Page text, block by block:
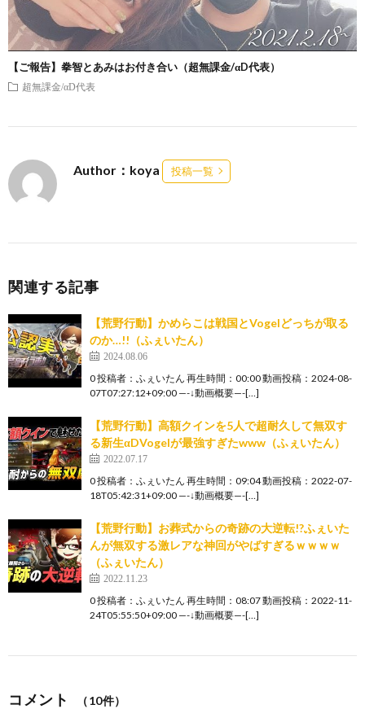
【ご報告】拳智とあみはお付き合い（超無課金/αD代表）
超無課金/αD代表
Author：koya 投稿一覧
関連する記事
【荒野行動】かめらこは戦国とVogelどっちが取る
のか…!!（ふぇいたん）
2024.08.06
0 投稿者：ふぇいたん 再生時間：00:00 動画投稿：2024-08-
07T07:27:12+09:00 —-↓動画概要—-[…]
【荒野行動】高額クインを5人で超耐久して無双す
る新生αDVogelが最強すぎたwww（ふぇいたん）
2022.07.17
0 投稿者：ふぇいたん 再生時間：09:04 動画投稿：2022-07-
18T05:42:31+09:00 —-↓動画概要—-[…]
【荒野行動】お葬式からの奇跡の大逆転!?ふぇいた
んが無双する激レアな神回がやばすぎるｗｗｗｗ
（ふぇいたん）
2022.11.23
0 投稿者：ふぇいたん 再生時間：08:07 動画投稿：2022-11-
24T05:55:50+09:00 —-↓動画概要—-[…]
コメント （10件）